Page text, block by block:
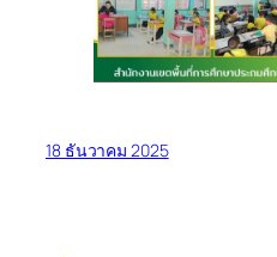
18 ธันวาคม 2025